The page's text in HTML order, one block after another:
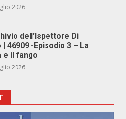
2026
dell’Ispettore Di
| 46909 -Episodio 3 – La
e il fango
2026